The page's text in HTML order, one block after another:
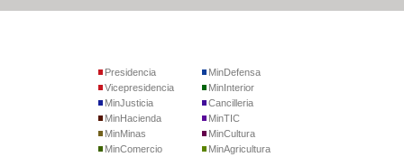
Presidencia
Vicepresidencia
MinJusticia
MinDefensa
MinInterior
Cancilleria
MinHacienda
MinMinas
MinComercio
MinTIC
MinCultura
MinAgricultura